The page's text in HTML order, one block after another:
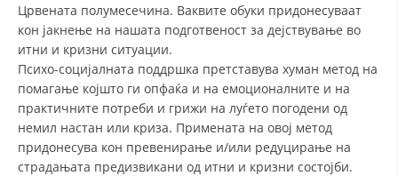
СТРУКТУРА И ОРГАНИЗАЦИОНА ПОСТАВЕНОСТ
ДИСЕМИНАЦИЈА
MЕЃУНАРОДНО ХУМАНИТАРНО ПРАВО
ПРОМОЦИЈА НА ХУМАНИ ВРЕДНОСТИ
Црвената полумесечина. Ваквите обуки придонесуваат
кон јакнење на нашата подготвеност за дејствување во
итни и кризни ситуации.
Психо-социјалната поддршка претставува хуман метод на
помагање којшто ги опфаќа и на емоционалните и на
практичните потреби и грижи на луѓето погодени од
немил настан или криза. Примената на овој метод
придонесува кон превенирање и/или редуцирање на
страдањата предизвикани од итни и кризни состојби.